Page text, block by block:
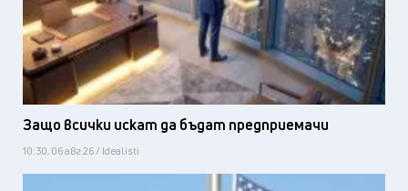
Защо всички искат да бъдат предприемачи
10:30, 06 авг 26 / Idealisti